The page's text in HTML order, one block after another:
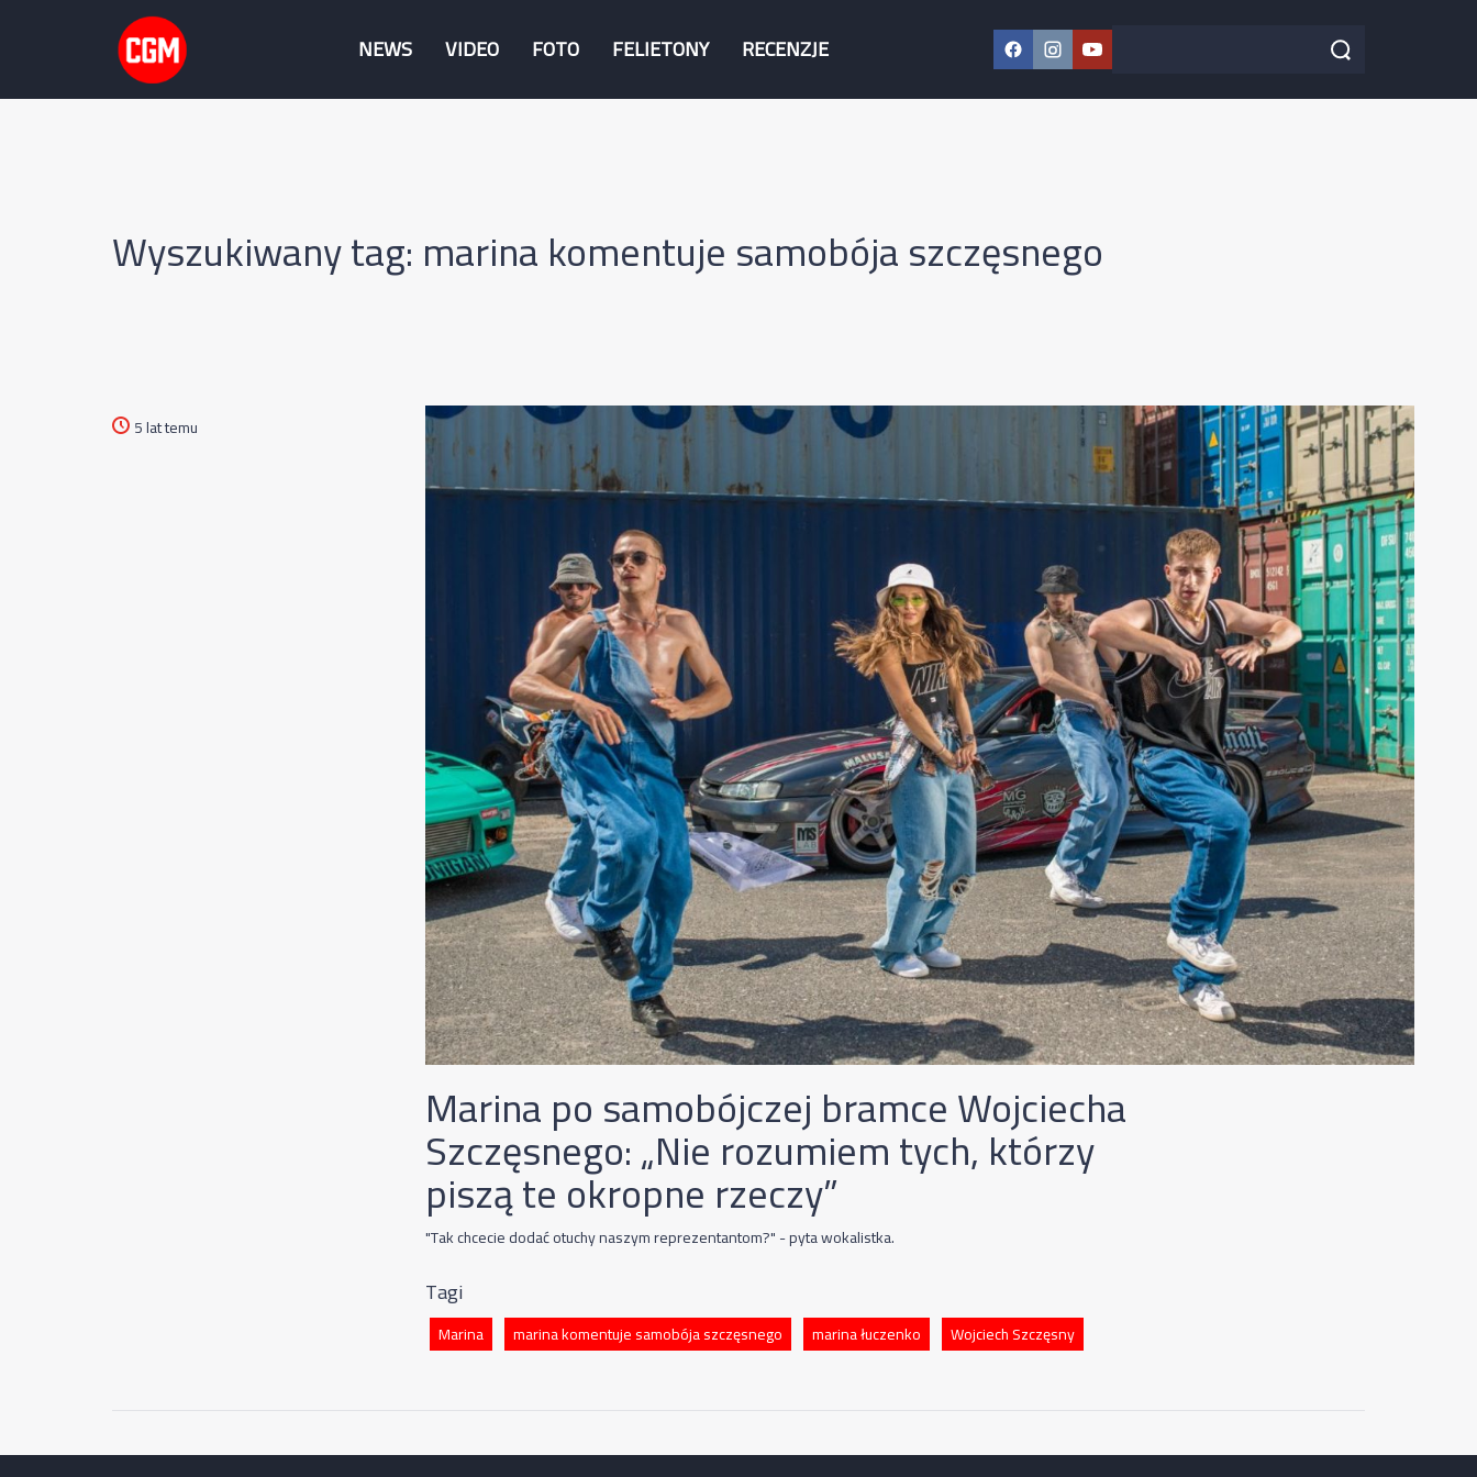
NEWS VIDEO FOTO FELIETONY RECENZJE Facebook
Instagram
YouTube
Szukaj w serwisie Szukaj
Wyszukiwany tag: marina komentuje samobója szczęsnego
5 lat temu
Marina po samobójczej bramce Wojciecha
Szczęsnego: „Nie rozumiem tych, którzy
piszą te okropne rzeczy”
"Tak chcecie dodać otuchy naszym reprezentantom?" - pyta wokalistka.
Tagi
Marina marina komentuje samobója szczęsnego marina łuczenko Wojciech Szczęsny